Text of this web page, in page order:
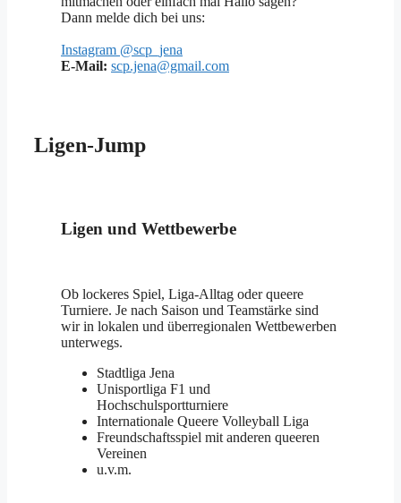
Dann melde dich bei uns:
Instagram @scp_jena
E-Mail: scp.jena@gmail.com
Ligen-Jump
Ligen und Wettbewerbe
Ob lockeres Spiel, Liga-Alltag oder queere
Turniere. Je nach Saison und Teamstärke sind
wir in lokalen und überregionalen Wettbewerben
unterwegs.
Stadtliga Jena
Unisportliga F1 und
Hochschulsportturniere
Internationale Queere Volleyball Liga
Freundschaftsspiel mit anderen queeren
Vereinen
u.v.m.